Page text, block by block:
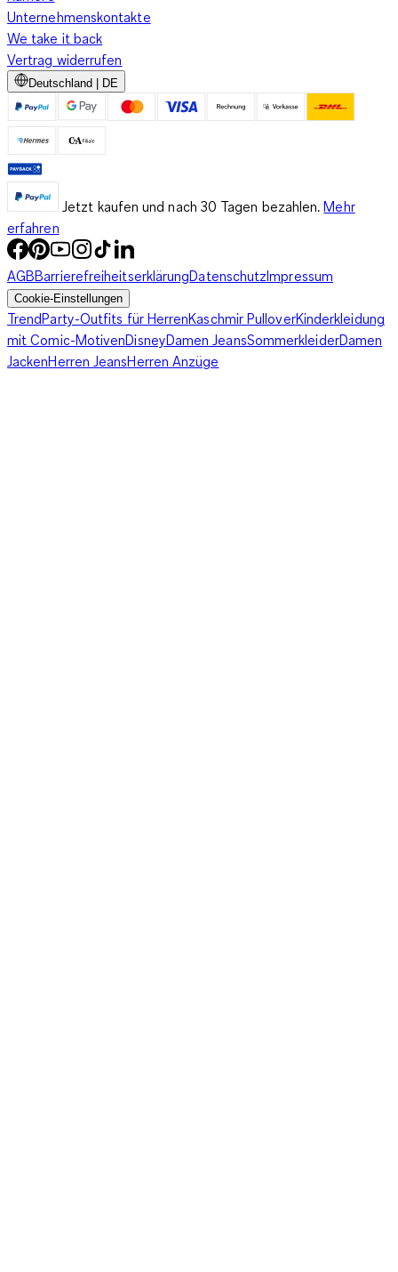
Unternehmenskontakte
We take it back
Vertrag widerrufen
Deutschland | DE
Jetzt kaufen und nach 30 Tagen bezahlen. Mehr
erfahren
AGBBarrierefreiheitserklärungDatenschutzImpressum
Cookie-Einstellungen
TrendParty-Outfits für HerrenKaschmir PulloverKinderkleidung
mit Comic-MotivenDisneyDamen JeansSommerkleiderDamen
JackenHerren JeansHerren Anzüge